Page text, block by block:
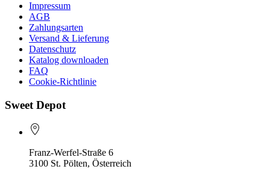
Impressum
AGB
Zahlungsarten
Versand & Lieferung
Datenschutz
Katalog downloaden
FAQ
Cookie-Richtlinie
Sweet Depot
Franz-Werfel-Straße 6
3100 St. Pölten, Österreich